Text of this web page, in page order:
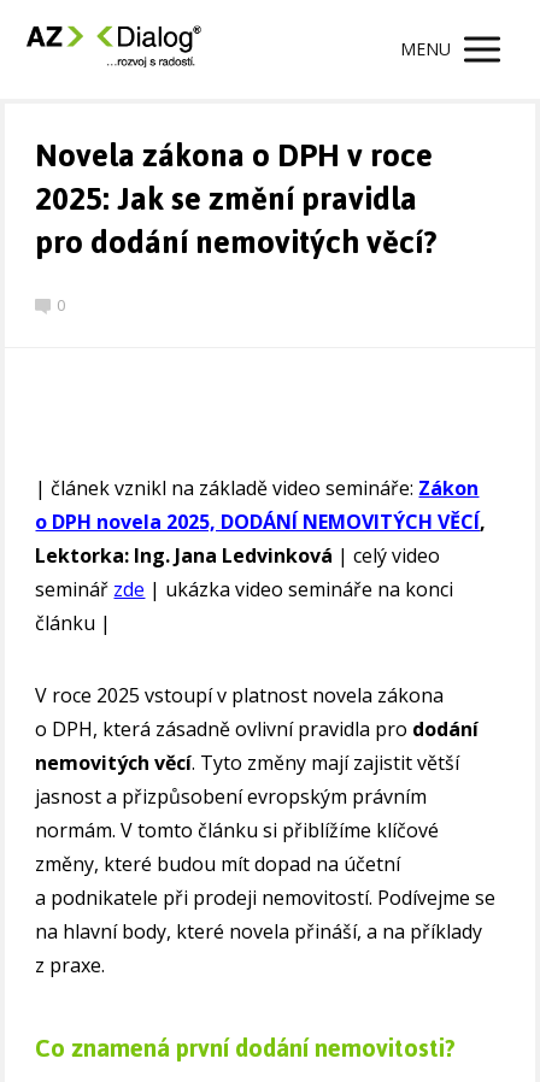
MENU
Novela zákona o DPH v roce
2025: Jak se změní pravidla
pro dodání nemovitých věcí?
0
| článek vznikl na základě video semináře: Zákon
o DPH novela 2025, DODÁNÍ NEMOVITÝCH VĚCÍ,
Lektorka: Ing. Jana Ledvinková | celý video
seminář zde | ukázka video semináře na konci
článku |
V roce 2025 vstoupí v platnost novela zákona
o DPH, která zásadně ovlivní pravidla pro dodání
nemovitých věcí. Tyto změny mají zajistit větší
jasnost a přizpůsobení evropským právním
normám. V tomto článku si přiblížíme klíčové
změny, které budou mít dopad na účetní
a podnikatele při prodeji nemovitostí. Podívejme se
na hlavní body, které novela přináší, a na příklady
z praxe.
Co znamená první dodání nemovitosti?